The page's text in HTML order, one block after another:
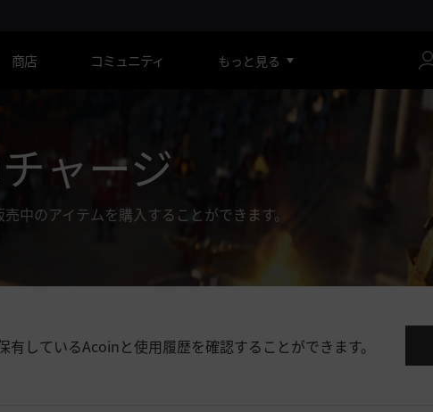
商店 コミュニティ もっと見る
ャージ
中のアイテムを購入することができます。
有しているAcoinと使用履歴を確認することができます。